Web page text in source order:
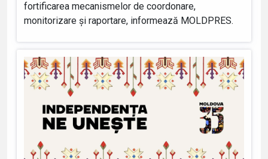
fortificarea mecanismelor de coordonare,
monitorizare și raportare, informează MOLDPRES.